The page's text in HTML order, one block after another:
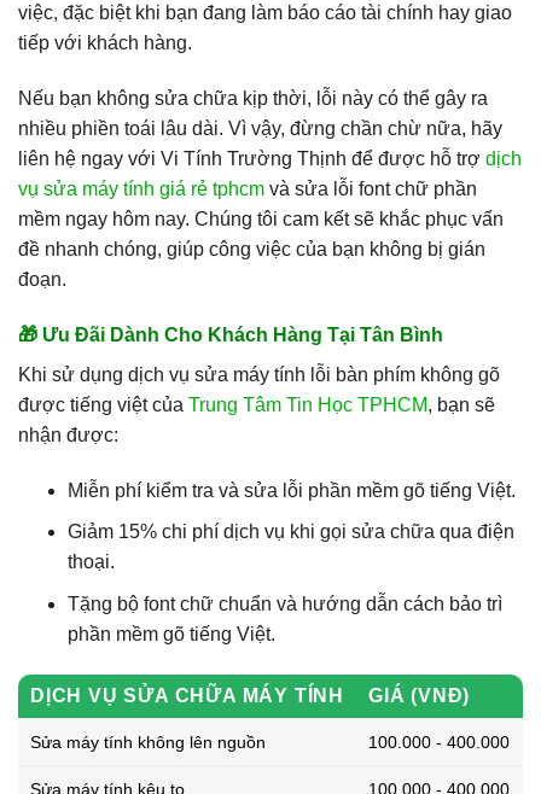
việc, đặc biệt khi bạn đang làm báo cáo tài chính hay giao
tiếp với khách hàng.
Nếu bạn không sửa chữa kịp thời, lỗi này có thể gây ra
nhiều phiền toái lâu dài. Vì vậy, đừng chần chừ nữa, hãy
liên hệ ngay với Vi Tính Trường Thịnh để được hỗ trợ dịch
vụ sửa máy tính giá rẻ tphcm và sửa lỗi font chữ phần
mềm ngay hôm nay. Chúng tôi cam kết sẽ khắc phục vấn
đề nhanh chóng, giúp công việc của bạn không bị gián
đoạn.
🎁 Ưu Đãi Dành Cho Khách Hàng Tại Tân Bình
Khi sử dụng dịch vụ sửa máy tính lỗi bàn phím không gõ
được tiếng việt của Trung Tâm Tin Học TPHCM, bạn sẽ
nhận được:
Miễn phí kiểm tra và sửa lỗi phần mềm gõ tiếng Việt.
Giảm 15% chi phí dịch vụ khi gọi sửa chữa qua điện
thoại.
Tặng bộ font chữ chuẩn và hướng dẫn cách bảo trì
phần mềm gõ tiếng Việt.
DỊCH VỤ SỬA CHỮA MÁY TÍNH GIÁ (VNĐ)
Sửa máy tính không lên nguồn 100.000 - 400.000
Sửa máy tính kêu to 100.000 - 400.000